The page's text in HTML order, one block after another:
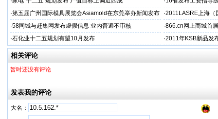
·第五届广州国际模具展览会Asiamold在东莞举办新闻发布
会
·2011LASRE上海（
布会暨答谢晚宴隆重
·58同城与赶集网发布虚假信息 业内普遍不审核 ·866.cn网上商城首
·石化业十二五规划有望10月发布 ·2011年KSB新品发
相关评论
暂时还没有评论
发表我的评论
大名：